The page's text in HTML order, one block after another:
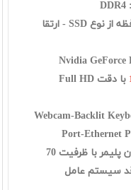
- ارتقا
IPS با دقت Full HD
Webcam-Backlit
Port-Ethernet
سیستم عامل